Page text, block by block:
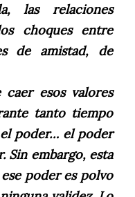
las relaciones
choques entre
de amistad, de
esos valores
tanto tiempo
poder… el poder
Sin embargo, esta
poder es polvo